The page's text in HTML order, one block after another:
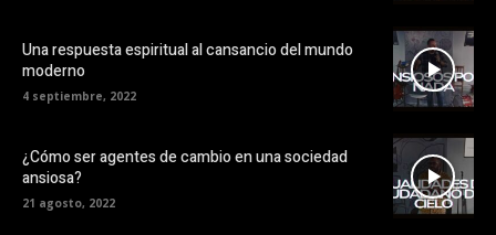
Una respuesta espiritual al cansancio del mundo
moderno
4 septiembre, 2022
¿Cómo ser agentes de cambio en una sociedad
ansiosa?
21 agosto, 2022